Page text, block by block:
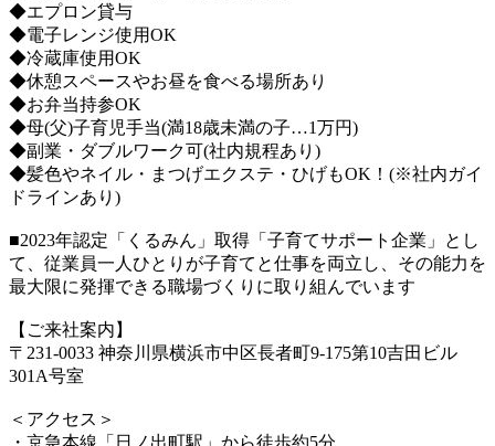
◆エプロン貸与
◆電子レンジ使用OK
◆冷蔵庫使用OK
◆休憩スペースやお昼を食べる場所あり
◆お弁当持参OK
◆母(父)子育児手当(満18歳未満の子…1万円)
◆副業・ダブルワーク可(社内規程あり)
◆髪色やネイル・まつげエクステ・ひげもOK！(※社内ガイ
ドラインあり)
■2023年認定「くるみん」取得「子育てサポート企業」とし
て、従業員一人ひとりが子育てと仕事を両立し、その能力を
最大限に発揮できる職場づくりに取り組んでいます
【ご来社案内】
〒231-0033 神奈川県横浜市中区長者町9-175第10吉田ビル
301A号室
＜アクセス＞
・京急本線「日ノ出町駅」から徒歩約5分